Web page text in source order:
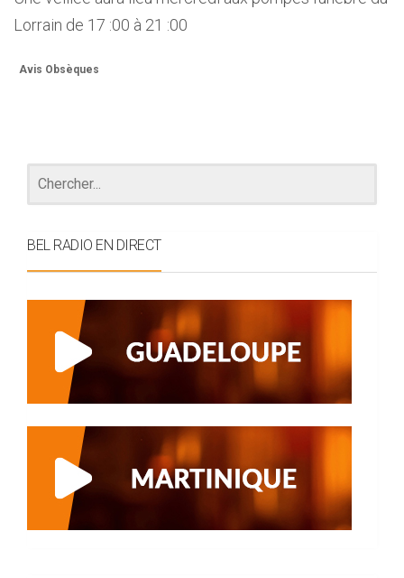
Lorrain de 17 :00 à 21 :00
Avis Obsèques
BEL RADIO EN DIRECT